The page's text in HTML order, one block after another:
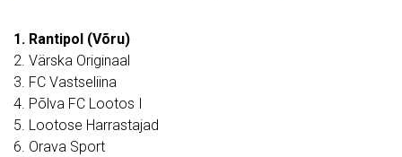
1. Rantipol (Võru)
2. Värska Originaal
3. FC Vastseliina
4. Põlva FC Lootos I
5. Lootose Harrastajad
6. Orava Sport